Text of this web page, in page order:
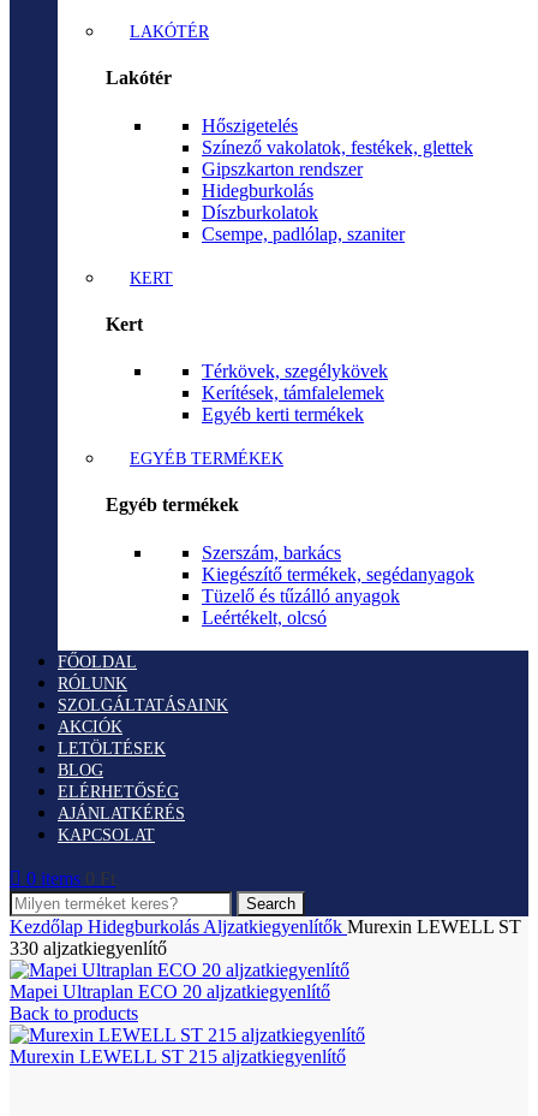
LAKÓTÉR
Lakótér
Hőszigetelés
Színező vakolatok, festékek, glettek
Gipszkarton rendszer
Hidegburkolás
Díszburkolatok
Csempe, padlólap, szaniter
KERT
Kert
Térkövek, szegélykövek
Kerítések, támfalelemek
Egyéb kerti termékek
EGYÉB TERMÉKEK
Egyéb termékek
Szerszám, barkács
Kiegészítő termékek, segédanyagok
Tüzelő és tűzálló anyagok
Leértékelt, olcsó
FŐOLDAL
RÓLUNK
SZOLGÁLTATÁSAINK
AKCIÓK
LETÖLTÉSEK
BLOG
ELÉRHETŐSÉG
AJÁNLATKÉRÉS
KAPCSOLAT
0 items 0 Ft
Search
Kezdőlap Hidegburkolás Aljzatkiegyenlítők Murexin LEWELL ST
330 aljzatkiegyenlítő
Mapei Ultraplan ECO 20 aljzatkiegyenlítő
Back to products
Murexin LEWELL ST 215 aljzatkiegyenlítő